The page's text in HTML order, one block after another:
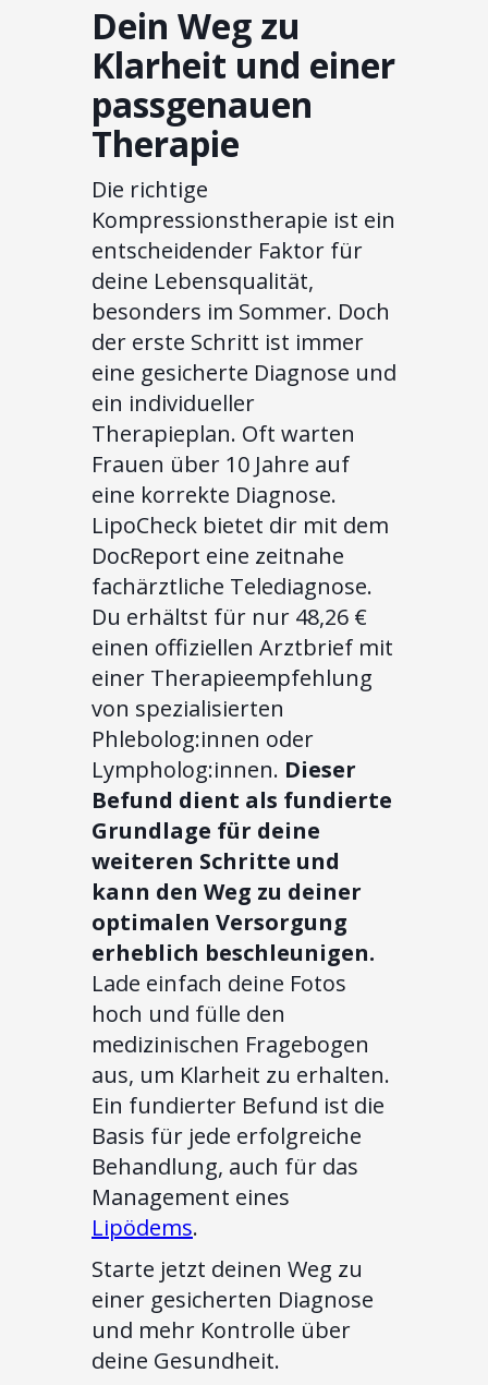
Dein Weg zu
Klarheit und einer
passgenauen
Therapie
Die richtige
Kompressionstherapie ist ein
entscheidender Faktor für
deine Lebensqualität,
besonders im Sommer. Doch
der erste Schritt ist immer
eine gesicherte Diagnose und
ein individueller
Therapieplan. Oft warten
Frauen über 10 Jahre auf
eine korrekte Diagnose.
LipoCheck bietet dir mit dem
DocReport eine zeitnahe
fachärztliche Telediagnose.
Du erhältst für nur 48,26 €
einen offiziellen Arztbrief mit
einer Therapieempfehlung
von spezialisierten
Phlebolog:innen oder
Lympholog:innen. Dieser
Befund dient als fundierte
Grundlage für deine
weiteren Schritte und
kann den Weg zu deiner
optimalen Versorgung
erheblich beschleunigen.
Lade einfach deine Fotos
hoch und fülle den
medizinischen Fragebogen
aus, um Klarheit zu erhalten.
Ein fundierter Befund ist die
Basis für jede erfolgreiche
Behandlung, auch für das
Management eines
Lipödems.
Starte jetzt deinen Weg zu
einer gesicherten Diagnose
und mehr Kontrolle über
deine Gesundheit.